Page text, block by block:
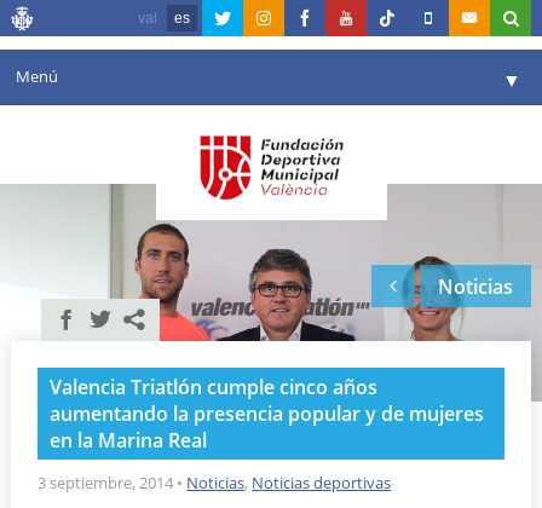
val es
Menú ▼
Agenda
▼
Valencia en deporte
Portal de Transparencia
Reservas
Noticias
Valencia Triatlón cumple cinco años
aumentando la presencia popular y de mujeres
en la Marina Real
3 septiembre, 2014 • Noticias, Noticias deportivas